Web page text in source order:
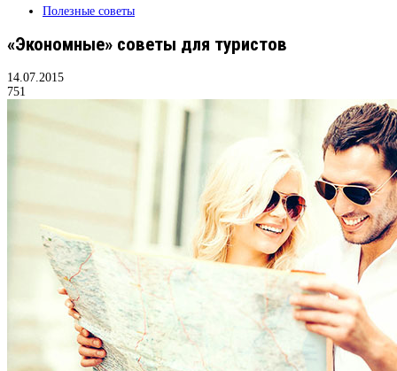
Полезные советы
«Экономные» советы для туристов
14.07.2015
751